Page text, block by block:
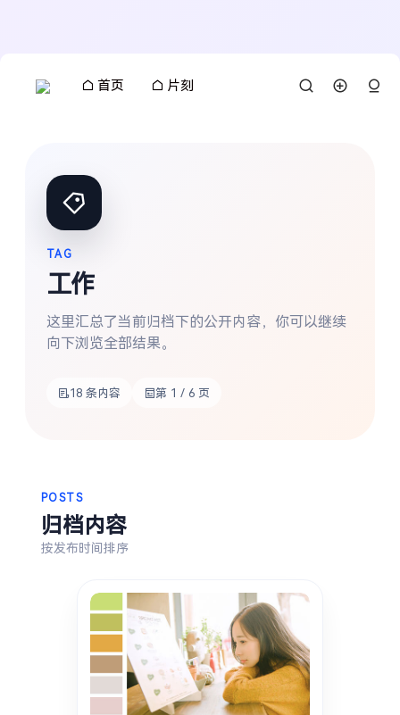
首页 片刻
生活 音乐
摄影
TAG
工作
这里汇总了当前归档下的公开内容，你可以继续
向下浏览全部结果。
18 条内容 第 1 / 6 页
POSTS
归档内容
按发布时间排序